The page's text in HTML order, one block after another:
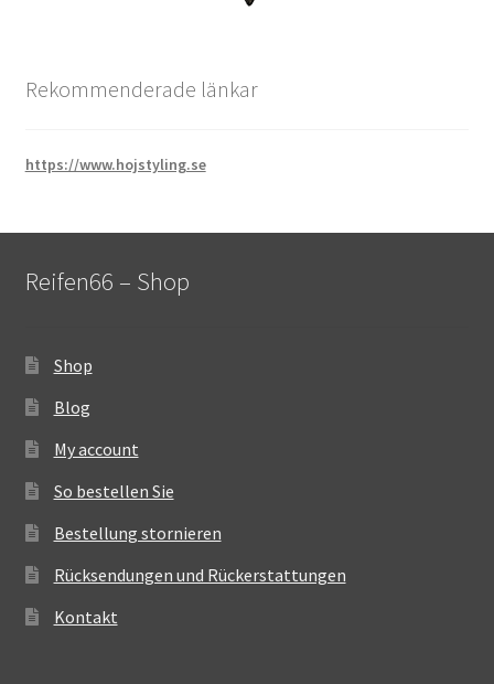
Rekommenderade länkar
https://www.hojstyling.se
Reifen66 – Shop
Shop
Blog
My account
So bestellen Sie
Bestellung stornieren
Rücksendungen und Rückerstattungen
Kontakt